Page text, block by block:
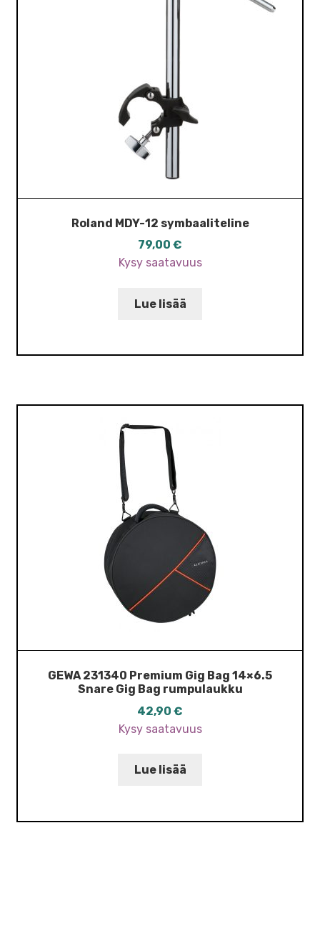
Roland MDY-12 symbaaliteline
79,00 €
Kysy saatavuus
Lue lisää
GEWA 231340 Premium Gig Bag 14×6.5
Snare Gig Bag rumpulaukku
42,90 €
Kysy saatavuus
Lue lisää